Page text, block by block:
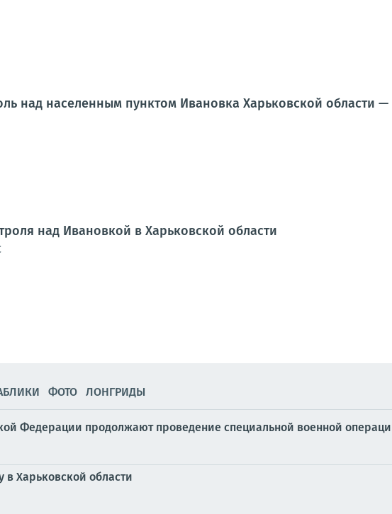
над населенным пунктом Ивановка Харьковской области
над Ивановкой в Харьковской области
ФОТО ЛОНГРИДЫ
Федерации продолжают проведение специальной военной
Харьковской области